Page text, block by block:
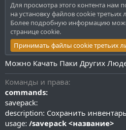
Для просмотра этого контента нам
на установку файлов cookie третьих
Более подробную информацию
странице cookie.
Принимать файлы cookie третьих
Можно Качать Паки Других
Команды и права
commands:
savepack:
description: Сохранить
usage: /savepack <название>